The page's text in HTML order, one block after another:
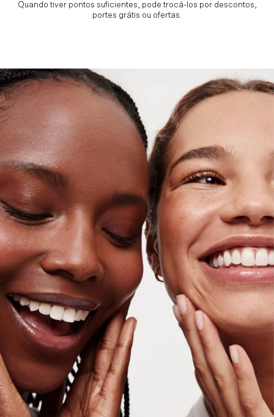
Quando tiver pontos suficientes, pode trocá-los por descontos,
portes grátis ou ofertas.